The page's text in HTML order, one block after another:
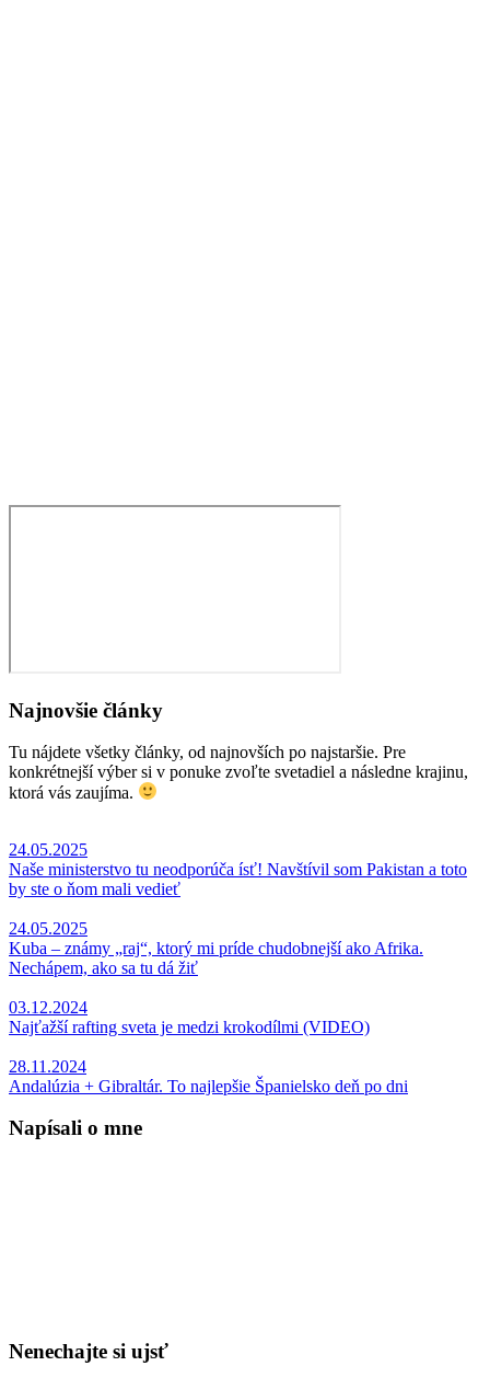
Najnovšie články
Tu nájdete všetky články, od najnovších po najstaršie. Pre
konkrétnejší výber si v ponuke zvoľte svetadiel a následne krajinu,
ktorá vás zaujíma.
24.05.2025
Naše ministerstvo tu neodporúča ísť! Navštívil som Pakistan a toto
by ste o ňom mali vedieť
24.05.2025
Kuba – známy „raj“, ktorý mi príde chudobnejší ako Afrika.
Nechápem, ako sa tu dá žiť
03.12.2024
Najťažší rafting sveta je medzi krokodílmi (VIDEO)
28.11.2024
Andalúzia + Gibraltár. To najlepšie Španielsko deň po dni
Napísali o mne
Nenechajte si ujsť